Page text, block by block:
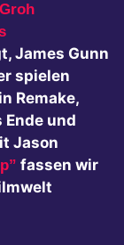
James Gunn
spielen
Remake,
Ende und
Jason
fassen wir